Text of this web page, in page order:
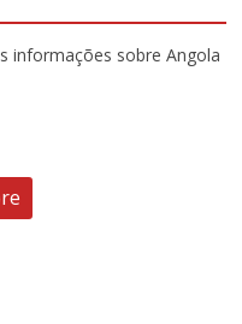
informações sobre Angola